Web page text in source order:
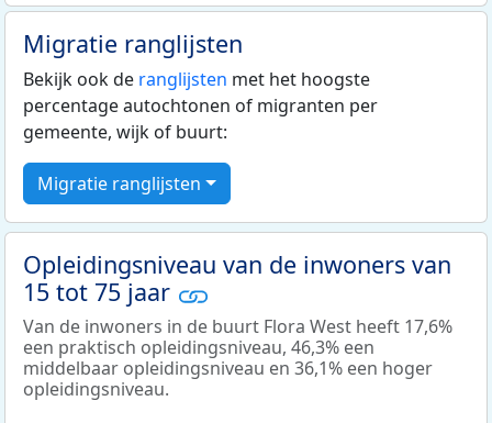
Migratie ranglijsten
Bekijk ook de ranglijsten met het hoogste
percentage autochtonen of migranten per
gemeente, wijk of buurt:
Migratie ranglijsten
Opleidingsniveau van de inwoners van
15 tot 75 jaar
Van de inwoners in de buurt Flora West heeft 17,6%
een praktisch opleidingsniveau, 46,3% een
middelbaar opleidingsniveau en 36,1% een hoger
opleidingsniveau.